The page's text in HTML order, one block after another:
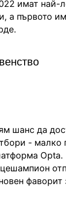
имат най-
а първото
шанс да
- малко
Opta.
фаворит